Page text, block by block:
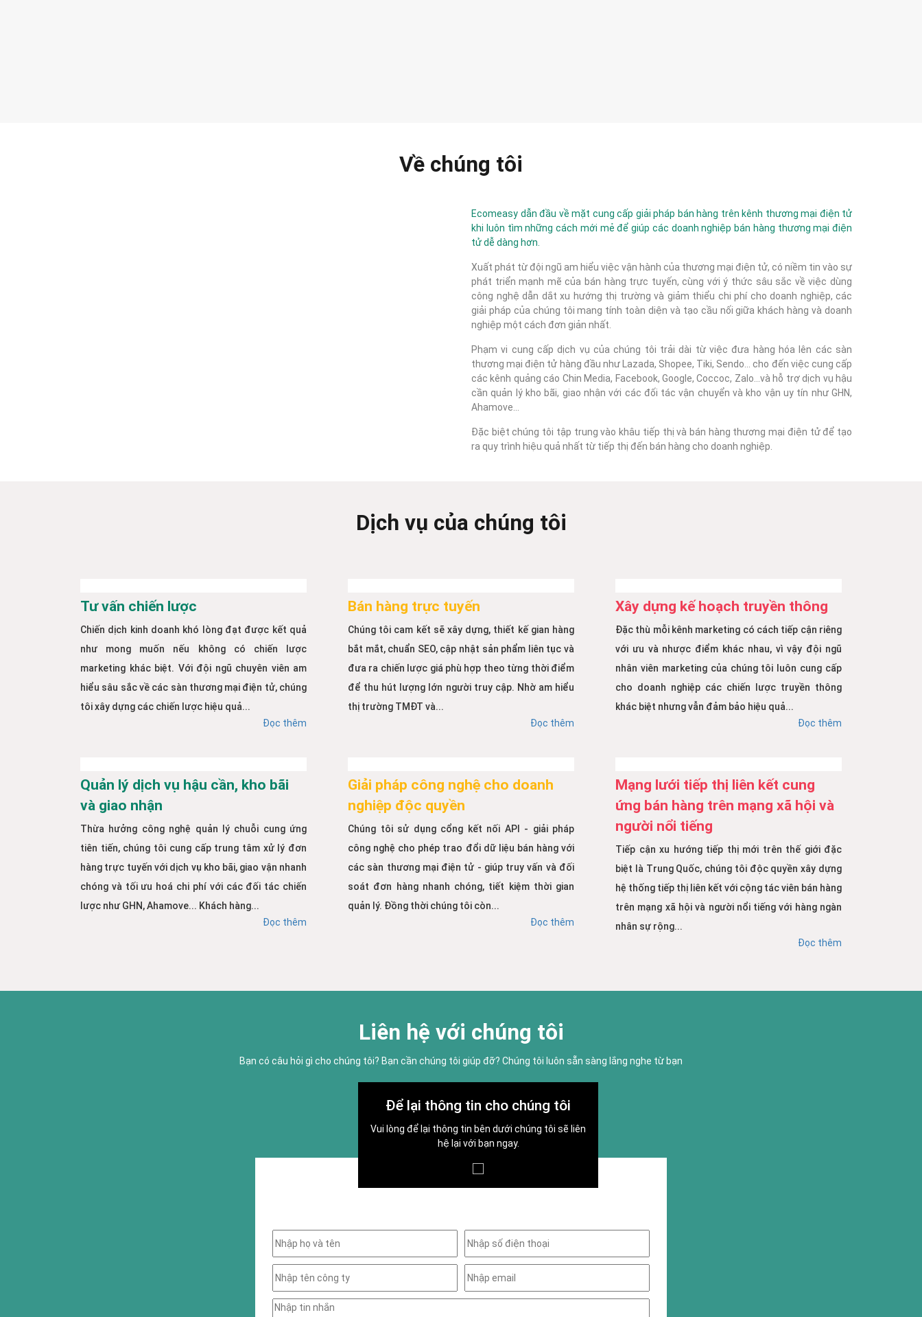
Về chúng tôi
Ecomeasy dẫn đầu về mặt cung cấp giải pháp bán hàng trên kênh thương mại điện tử
khi luôn tìm những cách mới mẻ để giúp các doanh nghiệp bán hàng thương mại điện
tử dễ dàng hơn.
Xuất phát từ đội ngũ am hiểu việc vận hành của thương mại điện tử, có niềm tin vào sự
phát triển mạnh mẽ của bán hàng trực tuyến, cùng với ý thức sâu sắc về việc dùng
công nghệ dẫn dắt xu hướng thị trường và giảm thiểu chi phí cho doanh nghiệp, các
giải pháp của chúng tôi mang tính toàn diện và tạo cầu nối giữa khách hàng và doanh
nghiệp một cách đơn giản nhất.
Phạm vi cung cấp dịch vụ của chúng tôi trải dài từ việc đưa hàng hóa lên các sàn
thương mại điện tử hàng đầu như Lazada, Shopee, Tiki, Sendo... cho đến việc cung cấp
các kênh quảng cáo Chin Media, Facebook, Google, Coccoc, Zalo...và hỗ trợ dịch vụ hậu
cần quản lý kho bãi, giao nhận với các đối tác vận chuyển và kho vận uy tín như GHN,
Ahamove...
Đặc biệt chúng tôi tập trung vào khâu tiếp thị và bán hàng thương mại điện tử để tạo
ra quy trình hiệu quả nhất từ tiếp thị đến bán hàng cho doanh nghiệp.
Dịch vụ của chúng tôi
Tư vấn chiến lược
Chiến dịch kinh doanh khó lòng đạt được kết quả
như mong muốn nếu không có chiến lược
marketing khác biệt. Với đội ngũ chuyên viên am
hiểu sâu sắc về các sàn thương mại điện tử, chúng
tôi xây dựng các chiến lược hiệu quả...
Đọc thêm
Bán hàng trực tuyến
Chúng tôi cam kết sẽ xây dựng, thiết kế gian hàng
bắt mắt, chuẩn SEO, cập nhật sản phẩm liên tục và
đưa ra chiến lược giá phù hợp theo từng thời điểm
để thu hút lượng lớn người truy cập. Nhờ am hiểu
thị trường TMĐT và...
Đọc thêm
Xây dựng kế hoạch truyền thông
Đặc thù mỗi kênh marketing có cách tiếp cận riêng
với ưu và nhược điểm khác nhau, vì vậy đội ngũ
nhân viên marketing của chúng tôi luôn cung cấp
cho doanh nghiệp các chiến lược truyền thông
khác biệt nhưng vẫn đảm bảo hiệu quả...
Đọc thêm
Quản lý dịch vụ hậu cần, kho bãi
và giao nhận
Thừa hưởng công nghệ quản lý chuỗi cung ứng
tiên tiến, chúng tôi cung cấp trung tâm xử lý đơn
hàng trực tuyến với dịch vụ kho bãi, giao vận nhanh
chóng và tối ưu hoá chi phí với các đối tác chiến
lược như GHN, Ahamove... Khách hàng...
Đọc thêm
Giải pháp công nghệ cho doanh
nghiệp độc quyền
Chúng tôi sử dụng cổng kết nối API - giải pháp
công nghệ cho phép trao đổi dữ liệu bán hàng với
các sàn thương mại điện tử - giúp truy vấn và đối
soát đơn hàng nhanh chóng, tiết kiệm thời gian
quản lý. Đồng thời chúng tôi còn...
Đọc thêm
Mạng lưới tiếp thị liên kết cung
ứng bán hàng trên mạng xã hội và
người nổi tiếng
Tiếp cận xu hướng tiếp thị mới trên thế giới đặc
biệt là Trung Quốc, chúng tôi độc quyền xây dựng
hệ thống tiếp thị liên kết với cộng tác viên bán hàng
trên mạng xã hội và người nổi tiếng với hàng ngàn
nhân sự rộng...
Đọc thêm
Liên hệ với chúng tôi
Bạn có câu hỏi gì cho chúng tôi? Bạn cần chúng tôi giúp đỡ? Chúng tôi luôn sẵn sàng lắng nghe từ bạn
Để lại thông tin cho chúng tôi
Vui lòng để lại thông tin bên dưới chúng tôi sẽ liên
hệ lại với bạn ngay.